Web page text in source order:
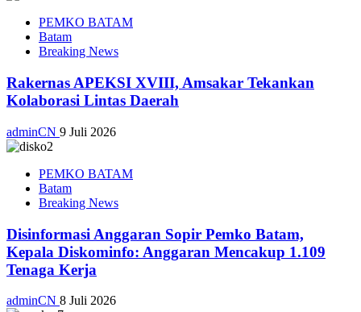
PEMKO BATAM
Batam
Breaking News
Rakernas APEKSI XVIII, Amsakar Tekankan
Kolaborasi Lintas Daerah
adminCN 9 Juli 2026
PEMKO BATAM
Batam
Breaking News
Disinformasi Anggaran Sopir Pemko Batam,
Kepala Diskominfo: Anggaran Mencakup 1.109
Tenaga Kerja
adminCN 8 Juli 2026